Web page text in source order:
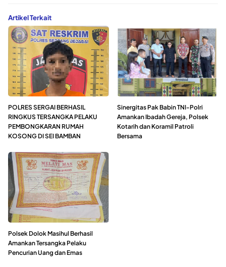
Artikel Terkait
POLRES SERGAI BERHASIL
RINGKUS TERSANGKA PELAKU
PEMBONGKARAN RUMAH
KOSONG DI SEI BAMBAN
Sinergitas Pak Babin TNI-Polri
Amankan Ibadah Gereja, Polsek
Kotarih dan Koramil Patroli
Bersama
Polsek Dolok Masihul Berhasil
Amankan Tersangka Pelaku
Pencurian Uang dan Emas